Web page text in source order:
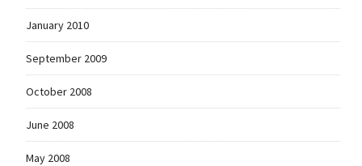
January 2010
September 2009
October 2008
June 2008
May 2008